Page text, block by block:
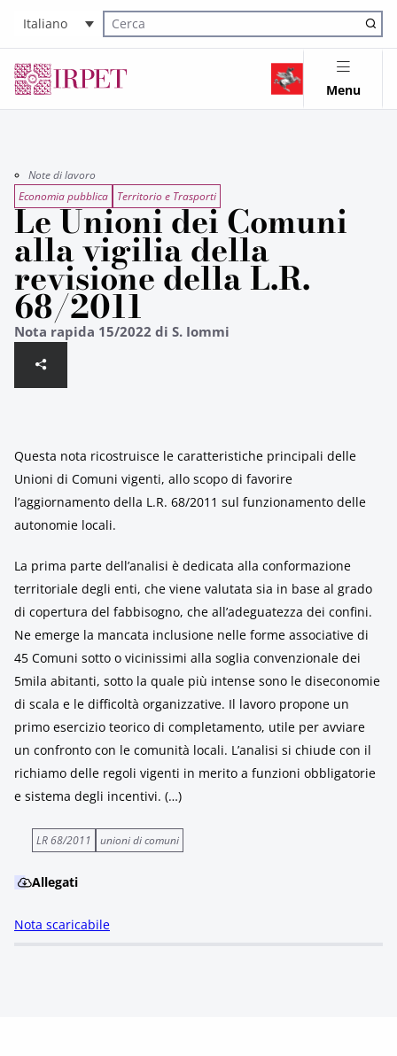
Italiano
Cerca nel sito
Menu
Note di lavoro
Economia pubblica
Territorio e Trasporti
Le Unioni dei Comuni
alla vigilia della
revisione della L.R.
68/2011
Nota rapida 15/2022 di S. Iommi
Questa nota ricostruisce le caratteristiche principali delle
Unioni di Comuni vigenti, allo scopo di favorire
l’aggiornamento della L.R. 68/2011 sul funzionamento delle
autonomie locali.
La prima parte dell’analisi è dedicata alla conformazione
territoriale degli enti, che viene valutata sia in base al grado
di copertura del fabbisogno, che all’adeguatezza dei confini.
Ne emerge la mancata inclusione nelle forme associative di
45 Comuni sotto o vicinissimi alla soglia convenzionale dei
5mila abitanti, sotto la quale più intense sono le diseconomie
di scala e le difficoltà organizzative. Il lavoro propone un
primo esercizio teorico di completamento, utile per avviare
un confronto con le comunità locali. L’analisi si chiude con il
richiamo delle regoli vigenti in merito a funzioni obbligatorie
e sistema degli incentivi. (…)
LR 68/2011 unioni di comuni
Allegati
Nota scaricabile